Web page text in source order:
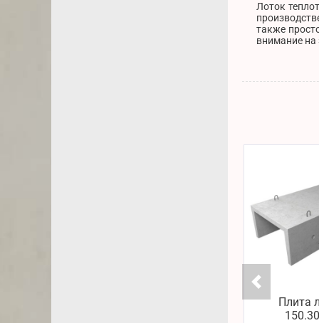
Лоток
также
внимание на
Плита